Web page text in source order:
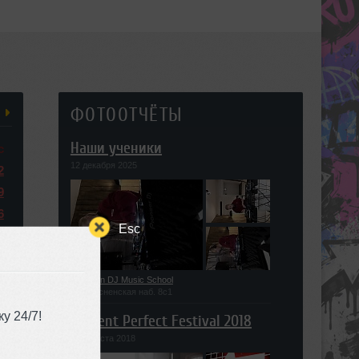
Esc
24/7!
ФОТООТЧЁТЫ
Наши ученики
12 декабря 2025
Union DJ Music School
Пресненская наб. 8с1
Present Perfect Festival 2018
29 августа 2018